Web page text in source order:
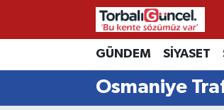
GÜNDEM SİYASET
Osmaniye
İzmir Nöbetçi Eczaneler
İzmir Hava Durumu